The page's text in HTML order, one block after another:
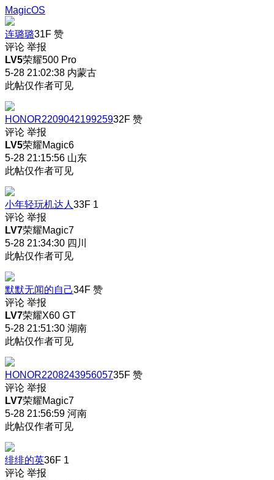
MagicOS
连璐璐31F 赞
评论 举报
LV5荣耀500 Pro
5-28 21:02:38 内蒙古
此帖仅作者可见
HONOR220904219925932F 赞
评论 举报
LV5荣耀Magic6
5-28 21:15:56 山东
此帖仅作者可见
小年轻玩机达人 33F 1
评论 举报
LV7荣耀Magic7
5-28 21:34:30 四川
此帖仅作者可见
默默无闻的自己34F 赞
评论 举报
LV7荣耀X60 GT
5-28 21:51:30 湖南
此帖仅作者可见
HONOR220824395605735F 赞
评论 举报
LV7荣耀Magic7
5-28 21:56:59 河南
此帖仅作者可见
绯绯的英36F 1
评论 举报